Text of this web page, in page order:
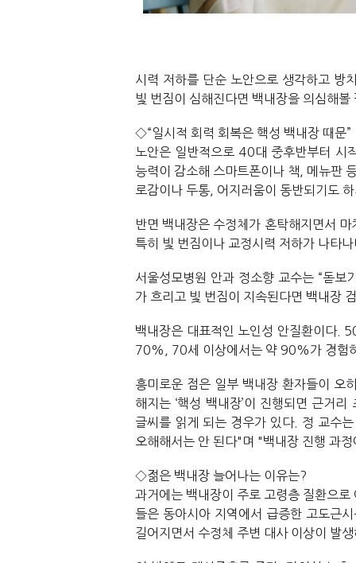
시력 저하를 단순 노안으로 생각하고 방
빛 번짐이 심해진다면 백내장을 의심해볼
◇“일시적 회력 회복은 핵성 백내장 때문”
노안은 일반적으로 40대 중후반부터 시
능력이 감소해 스마트폰이나 책, 메뉴판
로감이나 두통, 어지러움이 동반되기도
반면 백내장은 수정체가 혼탁해지면서
특히 빛 번짐이나 교정시력 저하가 나타
서울성모병원 안과 정소향 교수는 “돋보
가 흐리고 빛 번짐이 지속된다면 백내장
백내장은 대표적인 노인성 안질환이다.
70%, 70세 이상에서는 약 90%가 경험
흥미로운 점은 일부 백내장 환자들이 오
해지는 ‘핵성 백내장’이 진행되면 근거
글씨를 읽게 되는 경우가 있다. 정 교수
오해해서는 안 된다"며 "백내장 진행 과
◇젊은 백내장 늘어나는 이유는?
과거에는 백내장이 주로 고령층 질환으
들은 동아시아 지역에서 급증한 고도근
길어지면서 수정체 주변 대사 이상이 발